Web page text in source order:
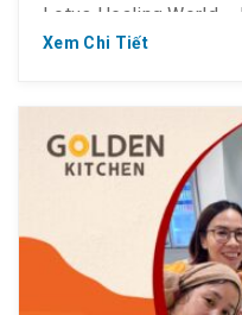
Lotus Healing World –
giãn nhưng nạp đủ
Xem Chi Tiết